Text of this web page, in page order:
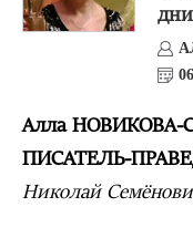
дни
Алла НОВИКОВА-
ПИСАТЕЛЬ-
Николай